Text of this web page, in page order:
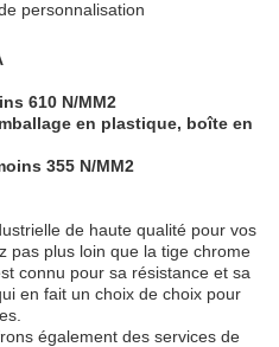
personnalisation
610 N/MM2
en plastique, boîte en
355 N/MM2
de haute qualité pour vos
pas plus loin que la tige chrome
connu pour sa résistance et sa
en fait un choix de choix pour
également des services de